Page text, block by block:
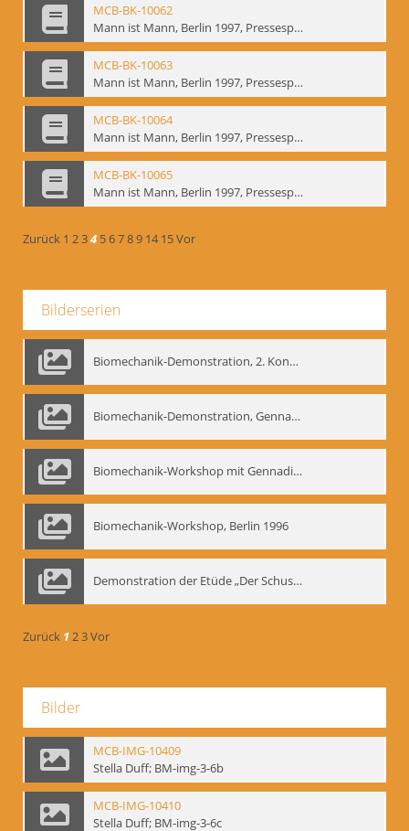
MCB-BK-10062
Mann ist Mann, Berlin 1997, Pressespiegel - interne Signatur: BM-prt-262-10
MCB-BK-10063
Mann ist Mann, Berlin 1997, Pressespiegel - interne Signatur: BM-prt-262-11
MCB-BK-10064
Mann ist Mann, Berlin 1997, Pressespiegel - interne Signatur: BM-prt-262-12
MCB-BK-10065
Mann ist Mann, Berlin 1997, Pressespiegel - interne Signatur: BM-prt-262-13
Zurück 1 234 56789 14 15Vor
Bilderserien
Biomechanik-Demonstration, 2. Kongress der EMF, Mai 1995
Biomechanik-Demonstration, Gennadij Bogdanow im Berliner Ensemble, 04.10.1991
Biomechanik-Workshop mit Gennadij Nikolajewitsch Bogdanow im Mime Centrum Berlin, 1991
Biomechanik-Workshop, Berlin 1996
Demonstration der Etüde „Der Schuss mit dem Bogen“ durch Gennadij Nikolajewitsch Bogdanow, Berlin 1991
Zurück 123Vor
Bilder
MCB-IMG-10409
Stella Duff; BM-img-3-6b
MCB-IMG-10410
Stella Duff; BM-img-3-6c